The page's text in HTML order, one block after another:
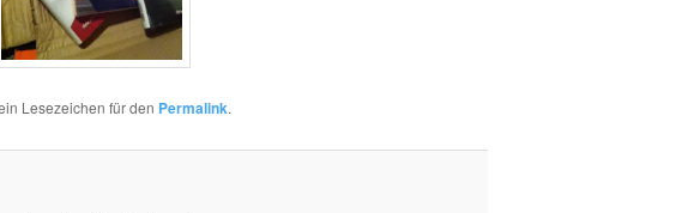
Lesezeichen für den Permalink.